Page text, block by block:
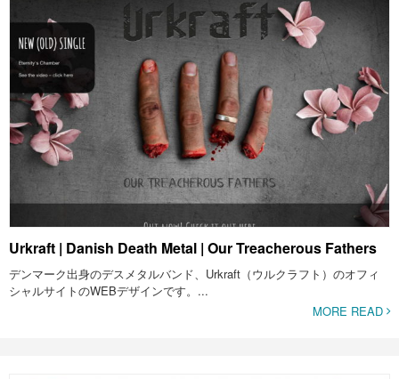
Urkraft | Danish Death Metal | Our Treacherous Fathers
デンマーク出身のデスメタルバンド、Urkraft（ウルクラフト）のオフィ
シャルサイトのWEBデザインです。...
MORE READ